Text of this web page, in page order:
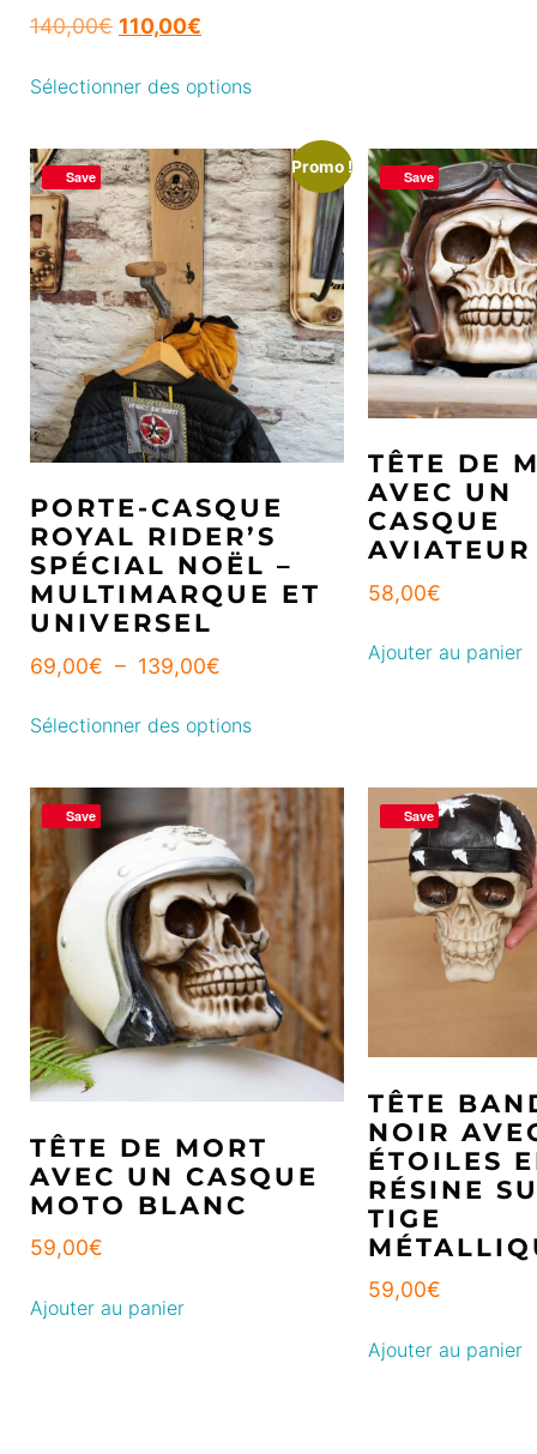
140,00€ 110,00€
Sélectionner des options
Save
Promo !
PORTE-CASQUE
ROYAL RIDER’S
SPÉCIAL NOËL –
MULTIMARQUE ET
UNIVERSEL
69,00€ – 139,00€
Sélectionner des options
Save
TÊTE DE
AVEC UN
CASQUE
AVIATEUR
58,00€
Ajouter au panier
Save
TÊTE DE MORT
AVEC UN CASQUE
MOTO BLANC
59,00€
Ajouter au panier
Save
TÊTE
NOIR
ÉTOILES
RÉSINE
TIGE
59,00€
Ajouter au panier